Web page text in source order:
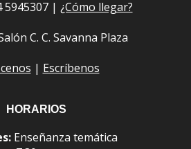
5945307 | ¿Cómo llegar?
C. C. Savanna Plaza
| Escríbenos
HORARIOS
Enseñanza temática